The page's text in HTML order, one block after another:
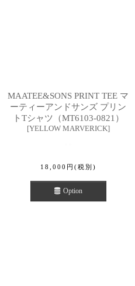
MAATEE&SONS PRINT TEE マ
ーティーアンドサンズ プリン
トTシャツ（MT6103-0821）
[YELLOW MARVERICK]
18,000 円 (税別)
Option